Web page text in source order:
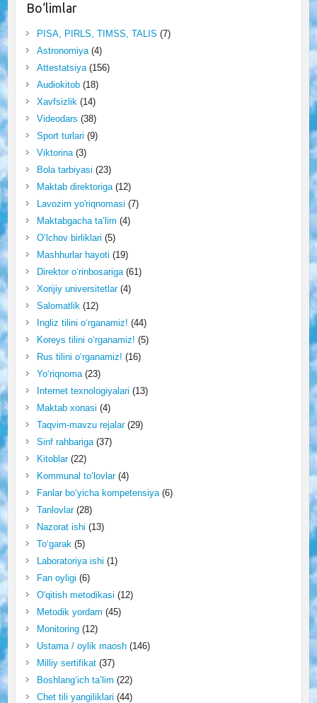
Bo‘limlar
PISA, PIRLS, TIMSS, TALIS (7)
Astronomiya(4)
Attestatsiya(156)
Audiokitob(18)
Xavfsizlik (14)
Videodars (38)
Sport turlari (9)
Viktorina(3)
Bola tarbiyasi (23)
Maktab direktoriga(12)
Lavozim yo'riqnomasi (7)
Maktabgacha ta’lim (4)
O‘lchov birliklari (5)
Mashhurlar hayoti (19)
Direktor o‘rinbosariga(61)
Xorijiy universitetlar(4)
Salomatlik (12)
Ingliz tilini o‘rganamiz! (44)
Koreys tilini o‘rganamiz! (5)
Rus tilini o‘rganamiz! (16)
Yo‘riqnoma(23)
Internet texnologiyalari (13)
Maktab xonasi (4)
Taqvim-mavzu rejalar(29)
Sinf rahbariga(37)
Kitoblar(22)
Kommunal to‘lovlar(4)
Fanlar bo‘yicha kompetensiya(6)
Tanlovlar(28)
Nazorat ishi (13)
To‘garak (5)
Laboratoriya ishi (1)
Fan oyligi (6)
O'qitish metodikasi (12)
Metodik yordam (45)
Monitoring(12)
Ustama / oylik maosh(146)
Milliy sertifikat(37)
Boshlang‘ich ta’lim (22)
Chet tili yangiliklari (44)